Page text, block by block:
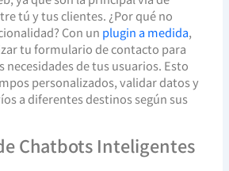
tú y tus clientes. ¿Por qué no
Con un plugin a medida,
tu formulario de contacto para
necesidades de tus usuarios. Esto
personalizados, validar datos y
a diferentes destinos según sus
Chatbots Inteligentes